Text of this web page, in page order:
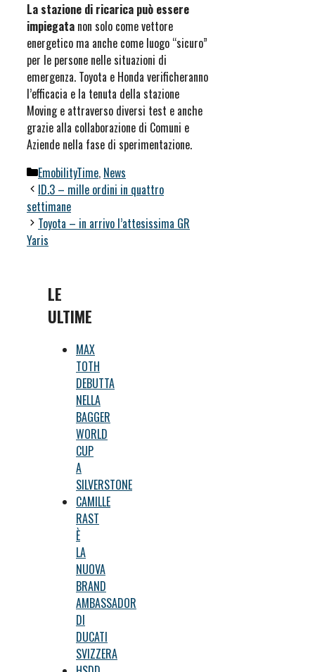
La stazione di ricarica può essere
impiegata non solo come vettore
energetico ma anche come luogo “sicuro”
per le persone nelle situazioni di
emergenza. Toyota e Honda verificheranno
l’efficacia e la tenuta della stazione
Moving e attraverso diversi test e anche
grazie alla collaborazione di Comuni e
Aziende nella fase di sperimentazione.
Categorie
EmobilityTime, News
ID.3 – mille ordini in quattro
settimane
Toyota – in arrivo l’attesissima GR
Yaris
LE
ULTIME
MAX
TOTH
DEBUTTA
NELLA
BAGGER
WORLD
CUP
A
SILVERSTONE
CAMILLE
RAST
È
LA
NUOVA
BRAND
AMBASSADOR
DI
DUCATI
SVIZZERA